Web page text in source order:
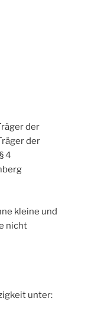
der
der
4
kleine und
nicht
unter: